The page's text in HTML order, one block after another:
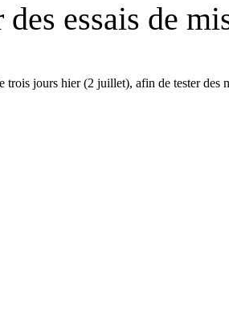
essais de
jours hier (2 juillet), afin de tester des